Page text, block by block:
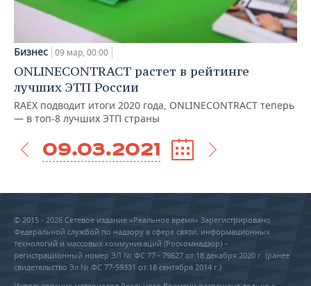
Бизнес 09 мар, 00:00
ONLINECONTRACT растет в рейтинге
лучших ЭТП России
RAEX подводит итоги 2020 года, ONLINECONTRACT теперь
— в топ-8 лучших ЭТП страны
09.03.2021
© 2015 - 2026 Сетевое издание «Реальное время» Зарегистрировано
Федеральной службой по надзору в сфере связи, информационных
технологий и массовых коммуникаций (Роскомнадзор) –
регистрационный номер ЭЛ № ФС 77 - 79627 от 18 декабря 2020 г. (ранее
свидетельство Эл № ФС 77-59331 от 18 сентября 2014 г.)